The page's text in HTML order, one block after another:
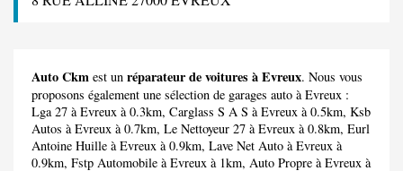
Auto Ckm est un réparateur de voitures à Evreux. Nous vous
proposons également une sélection de garages auto à Evreux :
Lga 27 à Evreux à 0.3km, Carglass S A S à Evreux à 0.5km, Ksb
Autos à Evreux à 0.7km, Le Nettoyeur 27 à Evreux à 0.8km, Eurl
Antoine Huille à Evreux à 0.9km, Lave Net Auto à Evreux à
0.9km, Fstp Automobile à Evreux à 1km, Auto Propre à Evreux à